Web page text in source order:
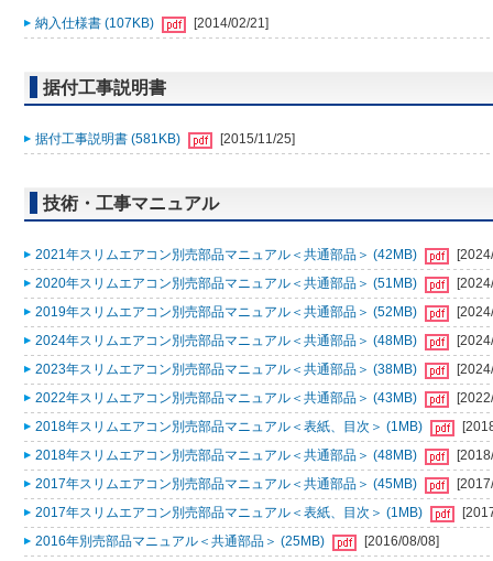
納入仕様書 (107KB) [2014/02/21]
据付工事説明書
据付工事説明書 (581KB) [2015/11/25]
技術・工事マニュアル
2021年スリムエアコン別売部品マニュアル＜共通部品＞ (42MB)
2020年スリムエアコン別売部品マニュアル＜共通部品＞ (51MB)
2019年スリムエアコン別売部品マニュアル＜共通部品＞ (52MB)
2024年スリムエアコン別売部品マニュアル＜共通部品＞ (48MB)
2023年スリムエアコン別売部品マニュアル＜共通部品＞ (38MB)
2022年スリムエアコン別売部品マニュアル＜共通部品＞ (43MB)
2018年スリムエアコン別売部品マニュアル＜表紙、目次＞ (1MB)
2018年スリムエアコン別売部品マニュアル＜共通部品＞ (48MB)
2017年スリムエアコン別売部品マニュアル＜共通部品＞ (45MB)
2017年スリムエアコン別売部品マニュアル＜表紙、目次＞ (1MB)
2016年別売部品マニュアル＜共通部品＞ (25MB)
[2016/08/08]